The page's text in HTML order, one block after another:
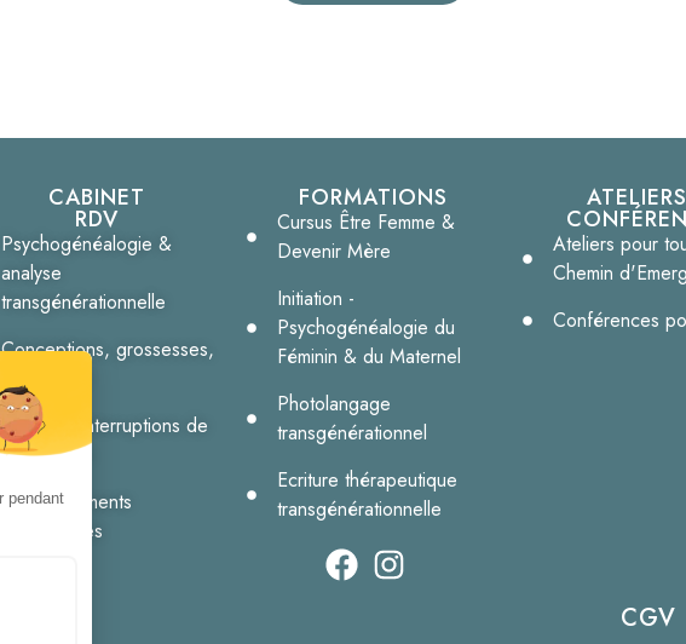
CABINET
RDV
Psychogénéalogie &
analyse
transgénérationnelle
Conceptions, grossesses,
postpartum
Deuils et Interruptions de
grossesses
Accouchements
traumatiques
FORMATIONS
Cursus Être Femme &
Devenir Mère
Initiation -
Psychogénéalogie du
Féminin & du Maternel
Photolangage
transgénérationnel
Ecriture thérapeutique
transgénérationnelle
Ateliers pour
Chemin
Conférences
CGV